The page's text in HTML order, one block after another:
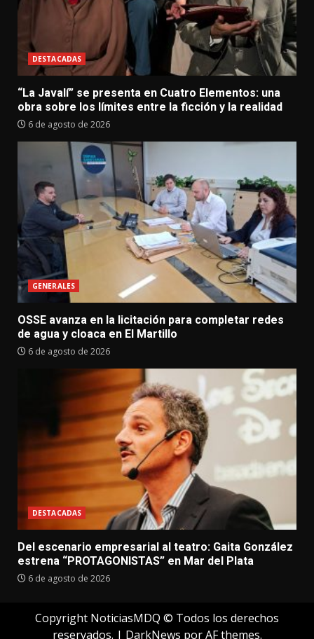
DESTACADAS
“La Javalí” se presenta en Cuatro Elementos: una
obra sobre los límites entre la ficción y la realidad
6 de agosto de 2026
GENERALES
OSSE avanza en la licitación para completar redes
de agua y cloaca en El Martillo
6 de agosto de 2026
DESTACADAS
Del escenario empresarial al teatro: Gaita González
estrena “PROTAGONISTAS” en Mar del Plata
6 de agosto de 2026
Copyright NoticiasMDQ © Todos los derechos
reservados. | DarkNews por AF themes.